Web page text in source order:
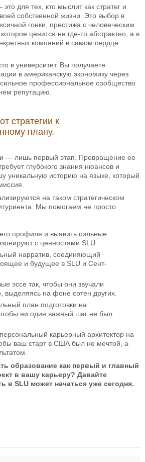
для тех, кто мыслит как стратег и
собственной жизни. Это выбор в
гонки, престижа с человеческим
ценится не где-то абстрактно, а в
компаний в самом сердце
в университет. Вы получаете
в американскую экономику через
профессиональное сообщество
репутацию.
стратегии к
плану.
— лишь первый этап. Превращение ее
глубокого знания нюансов и
уникальную историю на языке, который
на таком стратегическом
Мы помогаем не просто
профиля и выявить сильные
с ценностями SLU.
нарратив, соединяющий
и будущее в SLU и Сент-
эссе так, чтобы они звучали
выделяясь на фоне сотен других.
план подготовки на
ни один важный шаг не был
карьерный архитектор на
ваш старт в США был не мечтой, а
образование как первый и главный
в вашу карьеру? Давайте
в SLU может начаться уже сегодня.